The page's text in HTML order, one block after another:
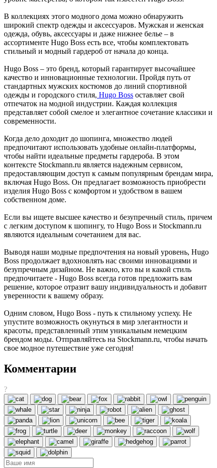
В коллекциях этого модного дома можно обнаружить
широкий спектр одежды и аксессуаров. Мужская и женская
одежда, обувь, аксессуары и даже нижнее белье – в
ассортименте Hugo Boss есть все, чтобы комплектовать
стильный и модный гардероб от начала до конца.
Hugo Boss – это бренд, который гарантирует высочайшее
качество и инновационные технологии. Пройдя путь от
стандартных мужских костюмов до линий спортивной
одежды и городского стиля, Hugo Boss оставляет свой
отпечаток на модной индустрии. Каждая коллекция
представляет собой смелое и элегантное сочетание классики и
современности.
Когда дело доходит до шопинга, множество людей
предпочитают использовать удобные онлайн-платформы,
чтобы найти идеальные предметы гардероба. В этом
контексте Stockmann.ru является надежным сервисом,
предоставляющим доступ к самым популярным брендам мира,
включая Hugo Boss. Он предлагает возможность приобрести
изделия Hugo Boss с комфортом и удобством в вашем
собственном доме.
Если вы ищете высшее качество и безупречный стиль, причем
с легким доступом к шопингу, то Hugo Boss и Stockmann.ru
являются идеальным сочетанием для вас.
Выводя наши модные предпочтения на новый уровень, Hugo
Boss продолжает вдохновлять нас своими инновациями и
безупречным дизайном. Не важно, кто вы и какой стиль
предпочитаете - Hugo Boss всегда готов предложить вам
решение, которое отразит вашу индивидуальность и добавит
уверенности к вашему образу.
Одним словом, Hugo Boss - путь к стильному успеху. Не
упустите возможность окунуться в мир элегантности и
красоты, представленный этим уникальным немецким
брендом моды. Отправляйтесь на Stockmann.ru, чтобы начать
свое модное путешествие уже сегодня!
Комментарии
?